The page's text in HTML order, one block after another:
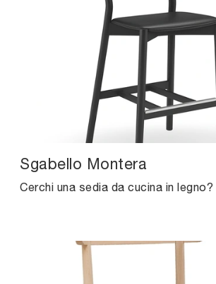
Sgabello Montera